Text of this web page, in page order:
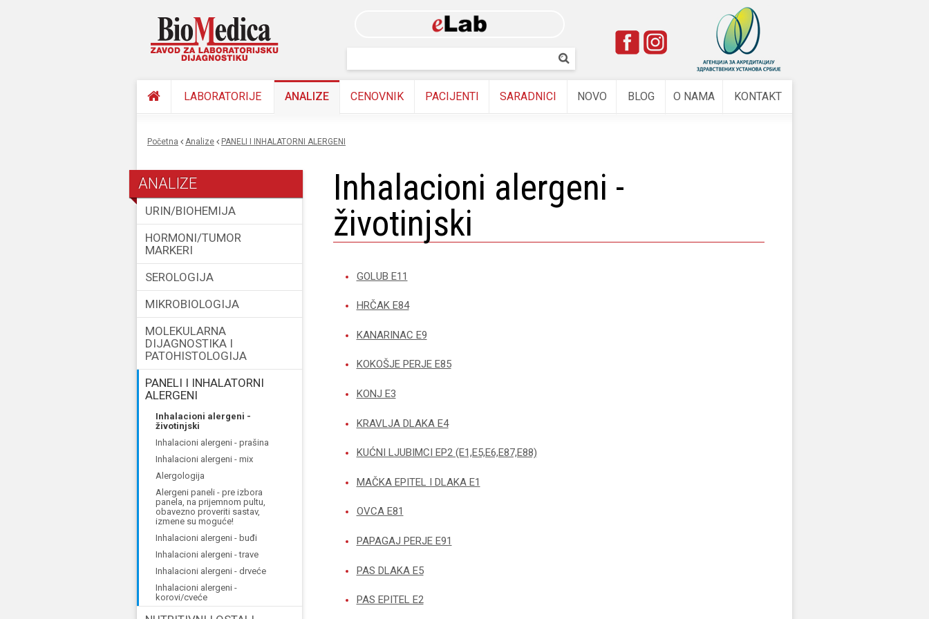
main
content
Pretraživanje
LABORATORIJE ANALIZE CENOVNIK PACIJENTI SARADNICI NOVO BLOG O NAMA KONTAKT
Početna Analize PANELI I INHALATORNI ALERGENI
inhalacioni alergeni -
životinjski
GOLUB E11
HRČAK E84
KANARINAC E9
KOKOŠJE PERJE E85
KONJ E3
KRAVLJA DLAKA E4
KUĆNI LJUBIMCI EP2 (E1,E5,E6,E87,E88)
MAČKA EPITEL I DLAKA E1
OVCA E81
PAPAGAJ PERJE E91
PAS DLAKA E5
PAS EPITEL E2
ANALIZE
URIN/BIOHEMIJA
HORMONI/TUMOR
MARKERI
SEROLOGIJA
MIKROBIOLOGIJA
MOLEKULARNA
DIJAGNOSTIKA I
PATOHISTOLOGIJA
PANELI I INHALATORNI
ALERGENI
inhalacioni alergeni -
životinjski
inhalacioni alergeni - prašina
inhalacioni alergeni - mix
alergologija
alergeni paneli - pre izbora
panela, na prijemnom pultu,
obavezno proveriti sastav,
izmene su moguće!
inhalacioni alergeni - buđi
inhalacioni alergeni - trave
inhalacioni alergeni - drveće
inhalacioni alergeni -
korovi/cveće